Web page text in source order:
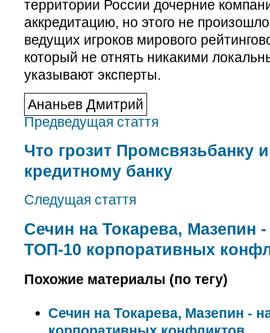
территории России дочерние
аккредитацию, но этого не
ведущих игроков мирового
который не отнять никакими
указывают эксперты.
Ананьев Дмитрий
Предведущая стаття
Что грозит Промсвязьбанку
кредитному банку
Следущая стаття
Сечин на Токарева, Мазепин
ТОП-10 корпоративных
Похожие материалы (по тегу)
Сечин на Токарева, Мазепин -